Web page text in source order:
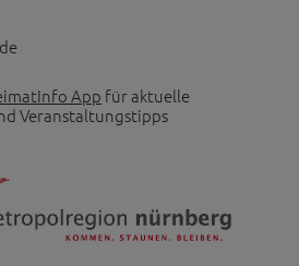
App für aktuelle
Veranstaltungstipps